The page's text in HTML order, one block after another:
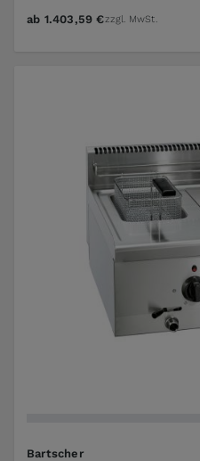
ab 1.403,59 €zzgl. MwSt.
Bartscher